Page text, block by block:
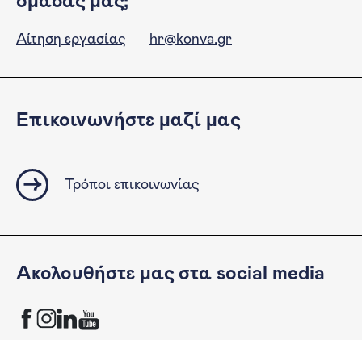
Αίτηση εργασίας hr@konva.gr
Επικοινωνήστε μαζί μας
Τρόποι επικοινωνίας
Ακολουθήστε μας στα social media
KONVA Facebook channel
KONVA Instagram channel
KONVA LinkedIn account
KONVA YouTube Channel